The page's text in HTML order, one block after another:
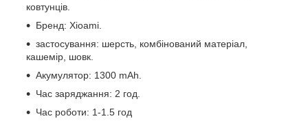
ковтунців.
Бренд: Xioami.
застосування: шерсть, комбінований матеріал,
кашемір, шовк.
Акумулятор: 1300 mAh.
Час заряджання: 2 год.
Час роботи: 1-1.5 год